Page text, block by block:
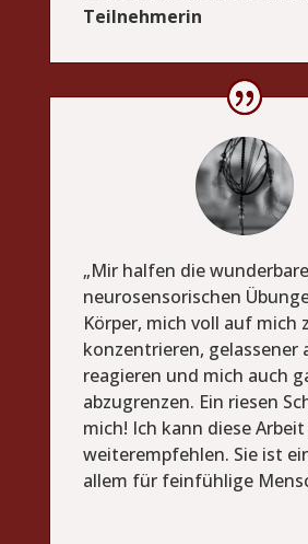
Teilnehmerin
„Mir halfen die
neurosensorischen
Körper, mich voll auf mich
konzentrieren, gelassener
reagieren und mich auch
abzugrenzen. Ein riesen
mich! Ich kann diese
weiterempfehlen. Sie ist
allem für feinfühlige